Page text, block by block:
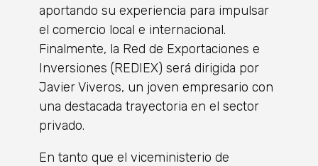
aportando su experiencia para impulsar
el comercio local e internacional.
Finalmente, la Red de Exportaciones e
Inversiones (REDIEX) será dirigida por
Javier Viveros, un joven empresario con
una destacada trayectoria en el sector
privado.
En tanto que el viceministerio de